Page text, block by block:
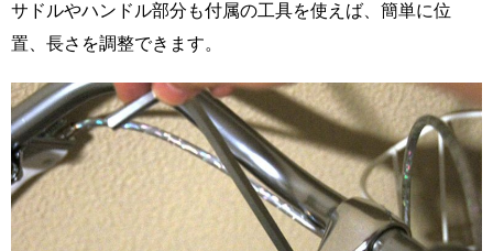
サドルやハンドル部分も付属の工具を使えば、簡単に位
置、長さを調整できます。